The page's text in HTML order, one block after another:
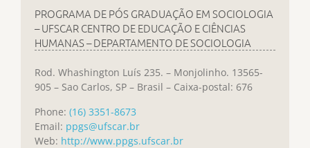
PROGRAMA DE PÓS GRADUAÇÃO EM SOCIOLOGIA
– UFSCAR CENTRO DE EDUCAÇÃO E CIÊNCIAS
HUMANAS – DEPARTAMENTO DE SOCIOLOGIA
Rod. Whashington Luís 235. – Monjolinho. 13565-
905 – Sao Carlos, SP – Brasil – Caixa-postal: 676
Phone: (16) 3351-8673
Email: ppgs@ufscar.br
Web: http://www.ppgs.ufscar.br